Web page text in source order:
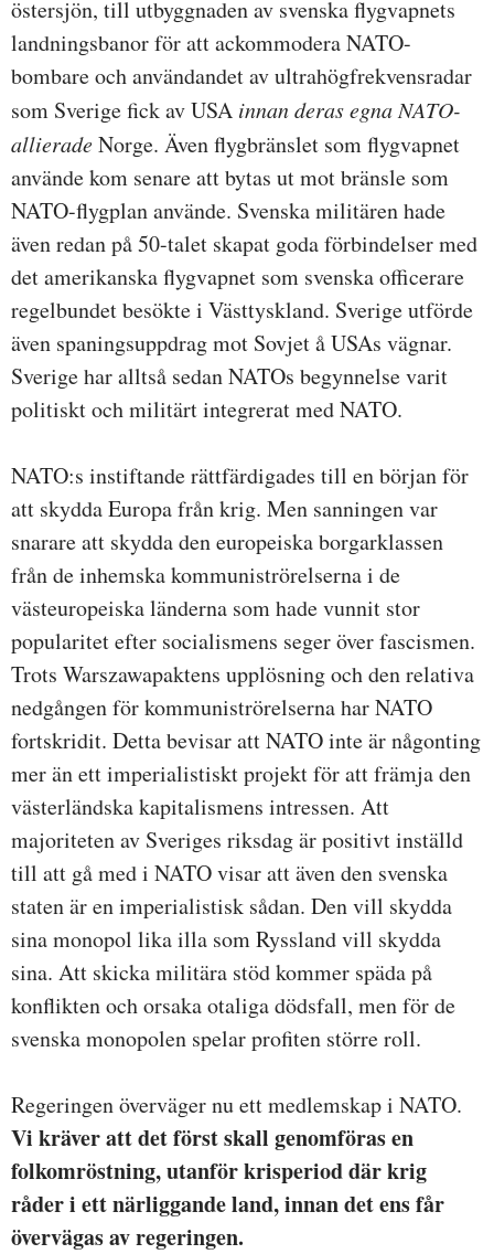
östersjön, till utbyggnaden av svenska flygvapnets
landningsbanor för att ackommodera NATO-
bombare och användandet av ultrahögfrekvensradar
som Sverige fick av USA innan deras egna NATO-
allieradeNorge. Även flygbränslet som flygvapnet
använde kom senare att bytas ut mot bränsle som
NATO-flygplan använde. Svenska militären hade
även redan på 50-talet skapat goda förbindelser med
det amerikanska flygvapnet som svenska officerare
regelbundet besökte i Västtyskland. Sverige utförde
även spaningsuppdrag mot Sovjet å USAs vägnar.
Sverige har alltså sedan NATOs begynnelse varit
politiskt och militärt integrerat med NATO.
NATO:s instiftande rättfärdigades till en början för
att skydda Europa från krig. Men sanningen var
snarare att skydda den europeiska borgarklassen
från de inhemska kommuniströrelserna i de
västeuropeiska länderna som hade vunnit stor
popularitet efter socialismens seger över fascismen.
Trots Warszawapaktens upplösning och den relativa
nedgången för kommuniströrelserna har NATO
fortskridit. Detta bevisar att NATO inte är någonting
mer än ett imperialistiskt projekt för att främja den
västerländska kapitalismens intressen. Att
majoriteten av Sveriges riksdag är positivt inställd
till att gå med i NATO visar att även den svenska
staten är en imperialistisk sådan. Den vill skydda
sina monopol lika illa som Ryssland vill skydda
sina. Att skicka militära stöd kommer späda på
konflikten och orsaka otaliga dödsfall, men för de
svenska monopolen spelar profiten större roll.
Regeringen överväger nu ett medlemskap i NATO.
Vi kräver att det först skall genomföras en
folkomröstning, utanför krisperiod där krig
råder i ett närliggande land, innan det ens får
övervägas av regeringen.